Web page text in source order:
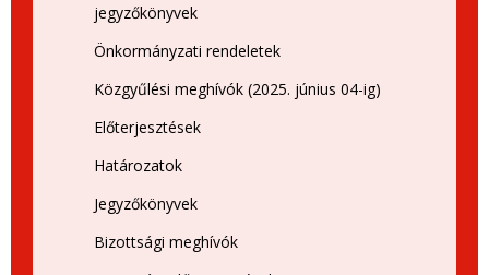
jegyzőkönyvek
Önkormányzati rendeletek
Közgyűlési meghívók (2025. június 04-ig)
Előterjesztések
Határozatok
Jegyzőkönyvek
Bizottsági meghívók